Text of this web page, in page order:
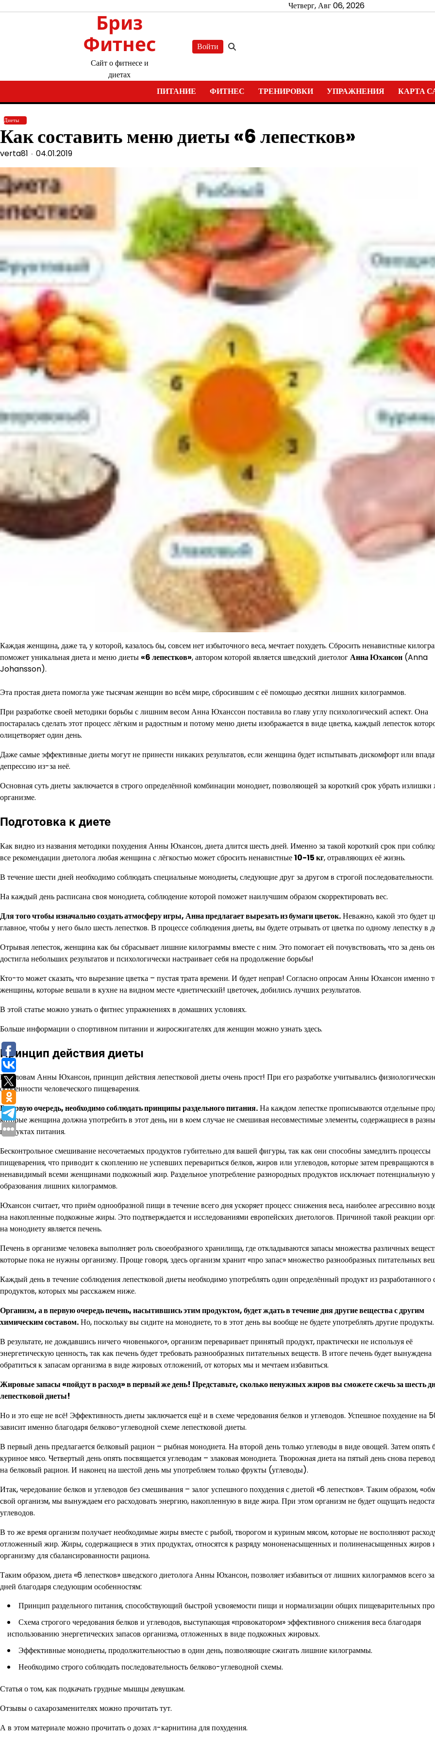
Четверг, Авг 06, 2026
Бриз
Фитнес
Сайт о фитнесе и
диетах
Войти
ПИТАНИЕ ФИТНЕС ТРЕНИРОВКИ УПРАЖНЕНИЯ КАРТА
Диеты
Как составить меню диеты «6 лепестков»
verta81 04.01.2019
Каждая женщина, даже та, у которой, казалось бы, совсем нет избыточного веса, мечтает похудеть. Сбросить ненавистные
поможет уникальная диета и меню диеты «6 лепестков», автором которой является шведский диетологАнна Юхансон (Anna
Johansson).
Эта простая диета помогла уже тысячам женщин во всём мире, сбросившим с её помощью десятки лишних килограммов.
При разработке своей методики борьбы с лишним весом Анна Юханссон поставила во главу углу психологический аспект. Она
постаралась сделать этот процесс лёгким и радостным и потому меню диеты изображается в виде цветка, каждый лепесток
олицетворяет один день.
Даже самые эффективные диеты могут не принести никаких результатов, если женщина будет испытывать дискомфорт или
депрессию из-за неё.
Основная суть диеты заключается в строго определённой комбинации монодиет, позволяющей за короткий срок убрать излишки
организме.
Подготовка к диете
Как видно из названия методики похудения Анны Юхансон, диета длится шесть дней. Именно за такой короткий срок при
все рекомендации диетолога любая женщина с лёгкостью может сбросить ненавистные10-15 кг, отравляющих её жизнь.
В течение шести дней необходимо соблюдать специальные монодиеты, следующие друг за другом в строгой последовательности.
На каждый день расписана своя монодиета, соблюдение которой поможет наилучшим образом скорректировать вес.
Для того чтобы изначально создать атмосферу игры, Анна предлагает вырезать из бумаги цветок.Неважно, какой это будет
главное, чтобы у него было шесть лепестков. В процессе соблюдения диеты, вы будете отрывать от цветка по одному лепестку в
Отрывая лепесток, женщина как бы сбрасывает лишние килограммы вместе с ним. Это помогает ей почувствовать, что за день
достигла небольших результатов и психологически настраивает себя на продолжение борьбы!
Кто-то может сказать, что вырезание цветка – пустая трата времени. И будет неправ! Согласно опросам Анны Юхансон именно
женщины, которые вешали в кухне на видном месте «диетический! цветочек, добились лучших результатов.
В этой статье можно узнать о фитнес упражнениях в домашних условиях.
Больше информации о спортивном питании и жиросжигателях для женщин можно узнать здесь.
Принцип действия диеты
По словам Анны Юхансон, принцип действия лепестковой диеты очень прост! При его разработке учитывались
особенности человеческого пищеварения.
В первую очередь, необходимо соблюдать принципы раздельного питания.На каждом лепестке прописываются отдельные
которые женщина должна употребить в этот день, ни в коем случае не смешивая несовместимые элементы, содержащиеся в
продуктах питания.
Бесконтрольное смешивание несочетаемых продуктов губительно для вашей фигуры, так как они способны замедлить процессы
пищеварения, что приводит к скоплению не успевших перевариться белков, жиров или углеводов, которые затем превращаются
ненавидимый всеми женщинами подкожный жир. Раздельное употребление разнородных продуктов исключает потенциальную
образования лишних килограммов.
Юхансон считает, что приём однообразной пищи в течение всего дня ускоряет процесс снижения веса, наиболее агрессивно
на накопленные подкожные жиры. Это подтверждается и исследованиями европейских диетологов. Причиной такой реакции
на монодиету является печень.
Печень в организме человека выполняет роль своеобразного хранилища, где откладываются запасы множества различных
которые пока не нужны организму. Проще говоря, здесь организм хранит «про запас» множество разнообразных питательных
Каждый день в течение соблюдения лепестковой диеты необходимо употреблять один определённый продукт из разработанного
продуктов, которых мы расскажем ниже.
Организм, а в первую очередь печень, насытившись этим продуктом, будет ждать в течение дня другие вещества с другим
химическим составом.Но, поскольку вы сидите на монодиете, то в этот день вы вообще не будете употреблять другие продукты.
В результате, не дождавшись ничего «новенького», организм переваривает принятый продукт, практически не используя её
энергетическую ценность, так как печень будет требовать разнообразных питательных веществ. В итоге печень будет вынуждена
обратиться к запасам организма в виде жировых отложений, от которых мы и мечтаем избавиться.
Жировые запасы «пойдут в расход» в первый же день! Представьте, сколько ненужных жиров вы сможете сжечь за шесть
лепестковой диеты!
Но и это еще не всё! Эффективность диеты заключается ещё и в схеме чередования белков и углеводов. Успешное похудение на
зависит именно благодаря белково-углеводной схеме лепестковой диеты.
В первый день предлагается белковый рацион – рыбная монодиета. На второй день только углеводы в виде овощей. Затем опять
куриное мясо. Четвертый день опять посвящается углеводам – злаковая монодиета. Творожная диета на пятый день снова
на белковый рацион. И наконец на шестой день мы употребляем только фрукты (углеводы).
Итак, чередование белков и углеводов без смешивания – залог успешного похудения с диетой «6 лепестков». Таким образом,
свой организм, мы вынуждаем его расходовать энергию, накопленную в виде жира. При этом организм не будет ощущать
углеводов.
В то же время организм получает необходимые жиры вместе с рыбой, творогом и куриным мясом, которые не восполняют
отложенный жир. Жиры, содержащиеся в этих продуктах, относятся к разряду мононенасыщенных и полиненасыщенных
организму для сбалансированности рациона.
Таким образом, диета «6 лепестков» шведского диетолога Анны Юхансон, позволяет избавиться от лишних килограммов всего
дней благодаря следующим особенностям:
Принцип раздельного питания, способствующий быстрой усвояемости пищи и нормализации общих пищеварительных
Схема строгого чередования белков и углеводов, выступающая «провокатором» эффективного снижения веса благодаря
использованию энергетических запасов организма, отложенных в виде подкожных жировых.
Эффективные монодиеты, продолжительностью в один день, позволяющие сжигать лишние килограммы.
Необходимо строго соблюдать последовательность белково-углеводной схемы.
Статья о том, как подкачать грудные мышцы девушкам.
Отзывы о сахарозаменителях можно прочитать тут.
А в этом материале можно прочитать о дозах л-карнитина для похудения.